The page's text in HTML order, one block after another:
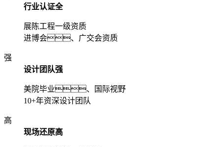
行业认证全
展陈工程一级资质
进博会、广交会资质
强
设计团队强
美院毕业、国际视野
10+年资深设计团队
高
现场还原高